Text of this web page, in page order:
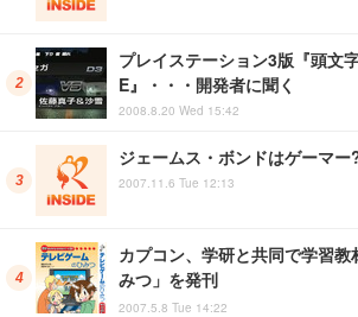
プレイステーション3版『頭文
E』・・・開発者に聞く
2008.8.20 Wed 15:42
ジェームス・ボンドはゲーマー
2007.11.6 Tue 12:13
カプコン、学研と共同で学習
みつ」を発刊
2007.5.8 Tue 14:22